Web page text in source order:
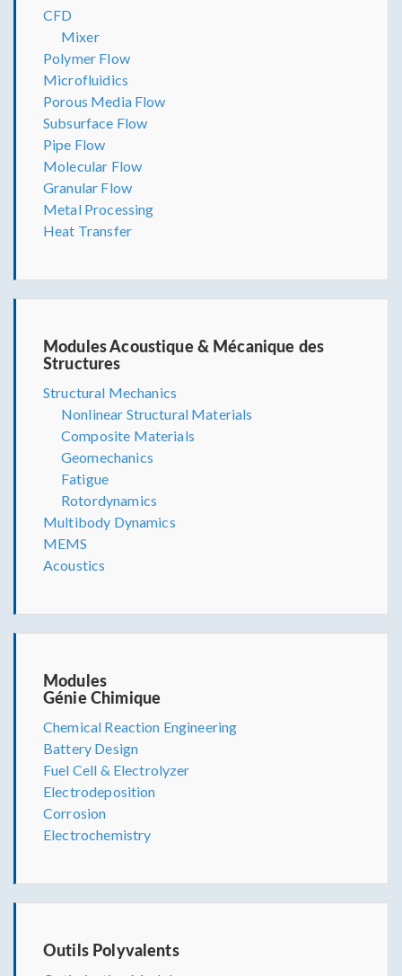
CFD
Mixer
Polymer Flow
Microfluidics
Porous Media Flow
Subsurface Flow
Pipe Flow
Molecular Flow
Granular Flow
Metal Processing
Heat Transfer
Modules Acoustique & Mécanique des
Structures
Structural Mechanics
Nonlinear Structural Materials
Composite Materials
Geomechanics
Fatigue
Rotordynamics
Multibody Dynamics
MEMS
Acoustics
Modules
Génie Chimique
Chemical Reaction Engineering
Battery Design
Fuel Cell & Electrolyzer
Electrodeposition
Corrosion
Electrochemistry
Outils Polyvalents